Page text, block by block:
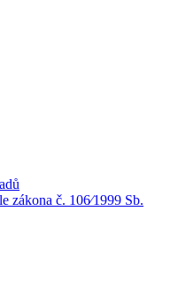
zákona č. 106⁄1999 Sb.